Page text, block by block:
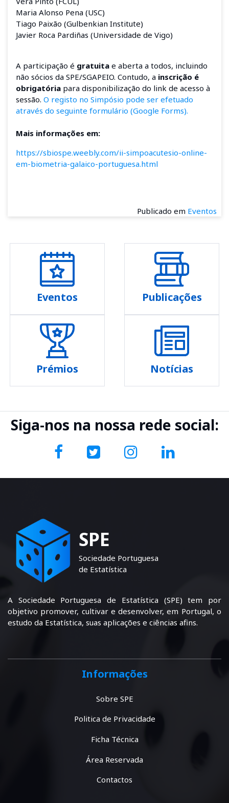
Maria Alonso Pena (USC)
Tiago Paixão (Gulbenkian Institute)
Javier Roca Pardiñas (Universidade de Vigo)
A participação é gratuita e aberta a todos, incluindo
não sócios da SPE/SGAPEIO. Contudo, a inscrição é
obrigatória para disponibilização do link de acesso à
sessão. O registo no Simpósio pode ser efetuado
através do seguinte formulário (Google Forms).
Mais informações em:
https://sbiospe.weebly.com/ii-simpoacutesio-online-
em-biometria-galaico-portuguesa.html
Publicado em Eventos
Eventos Publicações
Prémios Notícias
Siga-nos na nossa rede social:
SPE
Sociedade Portuguesa
de Estatística
A Sociedade Portuguesa de Estatística (SPE) tem por
objetivo promover, cultivar e desenvolver, em Portugal, o
estudo da Estatística, suas aplicações e ciências afins.
Informações
Sobre SPE
Politica de Privacidade
Ficha Técnica
Área Reservada
Contactos